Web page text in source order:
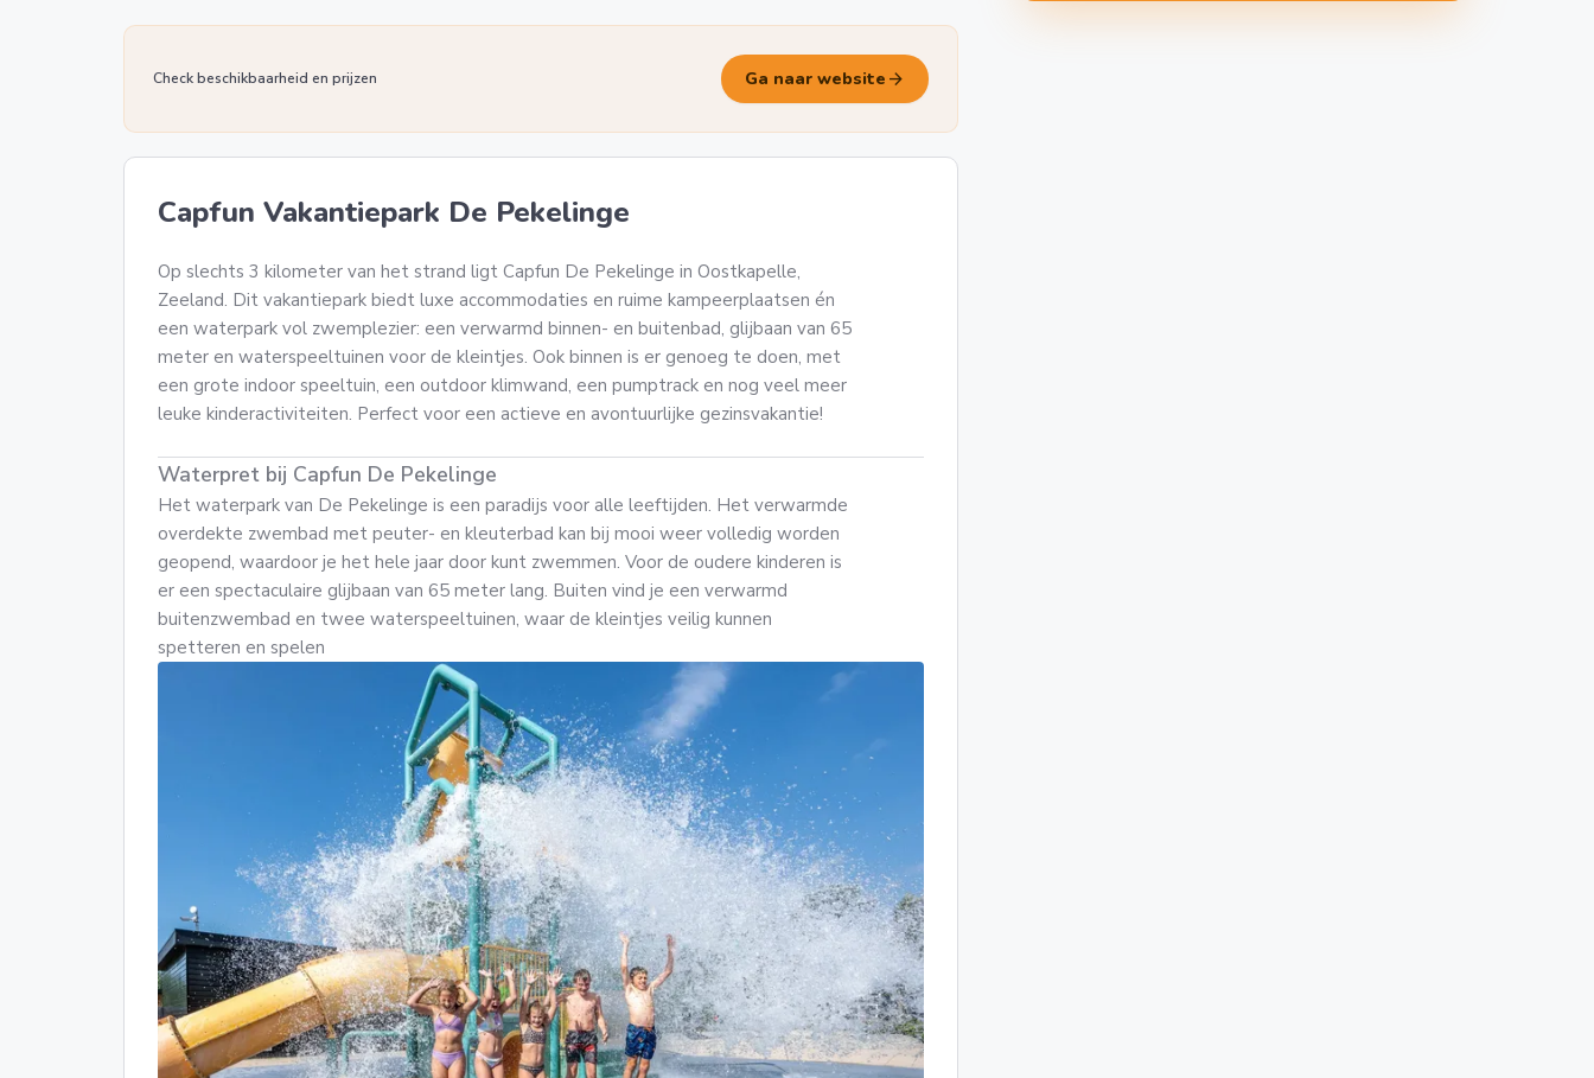
Check beschikbaarheid en prijzen Ga naar website arrow_forward
Capfun Vakantiepark De Pekelinge
Op slechts 3 kilometer van het strand ligt Capfun De Pekelinge in Oostkapelle,
Zeeland. Dit vakantiepark biedt luxe accommodaties en ruime kampeerplaatsen én
een waterpark vol zwemplezier: een verwarmd binnen- en buitenbad, glijbaan van 65
meter en waterspeeltuinen voor de kleintjes. Ook binnen is er genoeg te doen, met
een grote indoor speeltuin, een outdoor klimwand, een pumptrack en nog veel meer
leuke kinderactiviteiten. Perfect voor een actieve en avontuurlijke gezinsvakantie!
Waterpret bij Capfun De Pekelinge
Het waterpark van De Pekelinge is een paradijs voor alle leeftijden. Het verwarmde
overdekte zwembad met peuter- en kleuterbad kan bij mooi weer volledig worden
geopend, waardoor je het hele jaar door kunt zwemmen. Voor de oudere kinderen is
er een spectaculaire glijbaan van 65 meter lang. Buiten vind je een verwarmd
buitenzwembad en twee waterspeeltuinen, waar de kleintjes veilig kunnen
spetteren en spelen